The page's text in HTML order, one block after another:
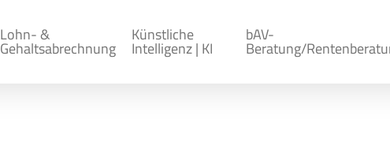
Lohn- &
Gehaltsabrechnung
Künstliche
Intelligenz | KI
bAV-
Beratung/